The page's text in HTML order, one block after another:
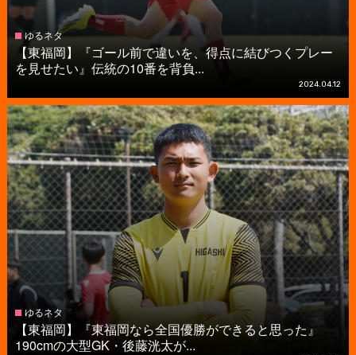
ゆるネタ
【東福岡】『ゴール前で違いを、得点に結びつくプレー
を見せたい』伝統の10番を背負...
2024.04.12
ゆるネタ
【東福岡】『東福岡なら全国優勝ができると思った』
190cmの大型GK・後藤洸太が...